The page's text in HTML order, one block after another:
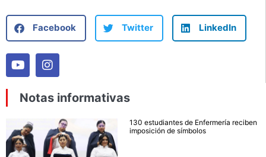
Facebook Twitter LinkedIn
Notas informativas
130 estudiantes de Enfermería reciben
imposición de símbolos